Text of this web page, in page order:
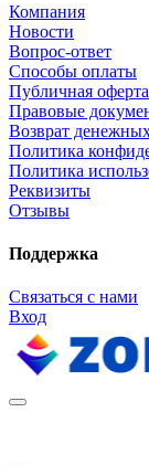
Компания
Новости
Вопрос-ответ
Способы оплаты
Публичная оферта
Правовые
Возврат
Политика
Политика
Реквизиты
Отзывы
Поддержка
Связаться с нами
Вход